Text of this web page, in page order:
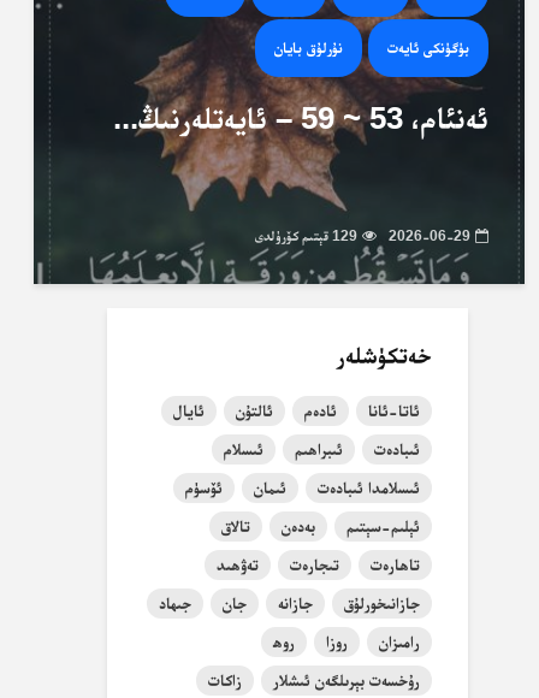
بۈگۈنكى ئايەت نۇرلۇق بايان
ئەنئام، 53 ~ 59 – ئايەتلەرنىڭ...
2026-06-29 129 قېتىم كۆرۈلدى
خەتكۈشلەر
ئاتا-ئانا ئادەم ئالتۇن
ئايال
ئىبادەت
ئىبراھىم
ئىسلام
ئىسلامدا ئىبادەت
ئىمان
ئۆسۈم
ئېلىم-سېتىم
بەدەن
تالاق
تاھارەت
تىجارەت
تەۋھىد
جازانىخورلۇق
جازانە جان
جىھاد
رامىزان
روزا
روھ
رۇخسەت بېرىلگەن ئىشلار
زاكات